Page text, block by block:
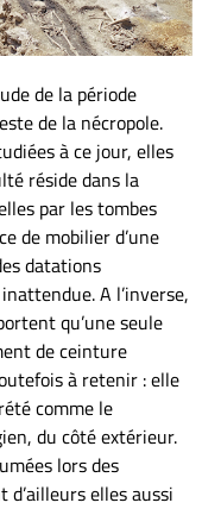
de la période
de la nécropole.
à ce jour, elles
réside dans la
par les tombes
de mobilier d’une
datations
A l’inverse,
qu’une seule
de ceinture
à retenir : elle
comme le
du côté extérieur.
lors des
elles aussi